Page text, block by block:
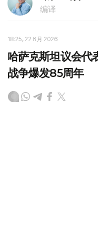
编译
18:25, 22 6月 2026
哈萨克斯坦议会代
战争爆发85周年